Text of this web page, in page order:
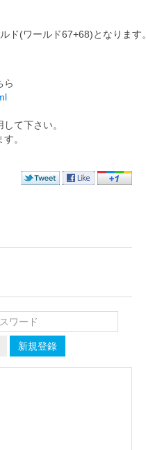
ド(ワールド67+68)となります
ら
て下さい。
。
新規登錄